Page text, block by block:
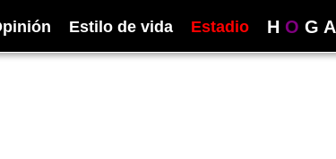
Estilo de vida Estadio H O G A